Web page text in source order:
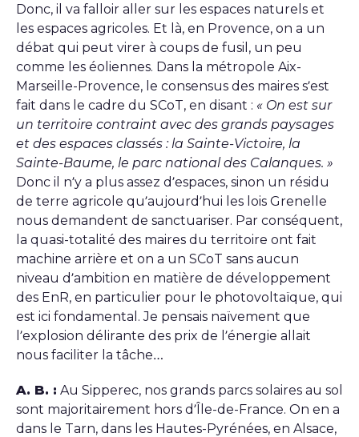
Donc, il va falloir aller sur les espaces naturels et
les espaces agricoles. Et là, en Provence, on a un
débat qui peut virer à coups de fusil, un peu
comme les éoliennes. Dans la métropole Aix-
Marseille-Provence, le consensus des maires s’est
fait dans le cadre du SCoT, en disant : « On est sur
un territoire contraint avec des grands paysages
et des espaces classés : la Sainte-Victoire, la
Sainte-Baume, le parc national des Calanques. »
Donc il n’y a plus assez d’espaces, sinon un résidu
de terre agricole qu’aujourd’hui les lois Grenelle
nous demandent de sanctuariser. Par conséquent,
la quasi-totalité des maires du territoire ont fait
machine arrière et on a un SCoT sans aucun
niveau d’ambition en matière de développement
des EnR, en particulier pour le photovoltaïque, qui
est ici fondamental. Je pensais naïvement que
l’explosion délirante des prix de l’énergie allait
nous faciliter la tâche…
A. B. : Au Sipperec, nos grands parcs solaires au sol
sont majoritairement hors d’Île-de-France. On en a
dans le Tarn, dans les Hautes-Pyrénées, en Alsace,